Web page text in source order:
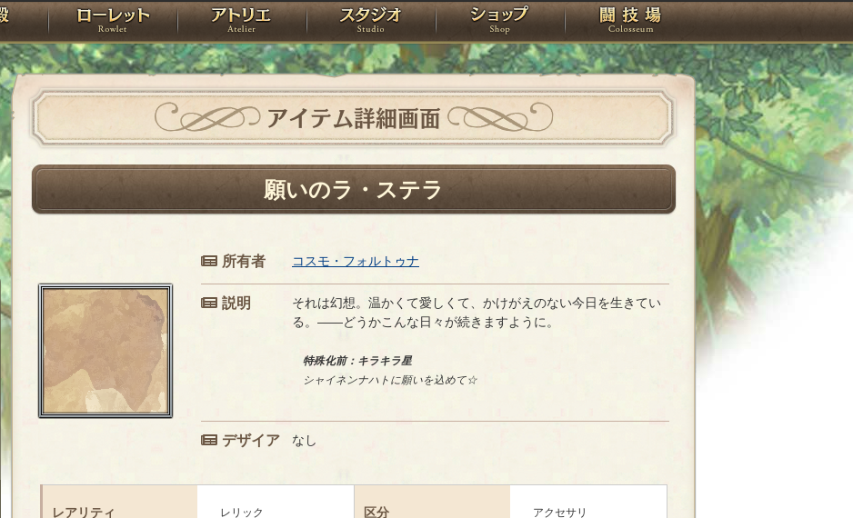
PandoraPartyProject
神殿 ローレット アトリエ スタジオ ショップ 闘技場
アイテム詳細画面
願いのラ・ステラ
所有者 コスモ・フォルトゥナ
説明
それは幻想。温かくて愛しくて、かけがえのない今日を生きてい
る。――どうかこんな日々が続きますように。
特殊化前：キラキラ星
シャイネンナハトに願いを込めて☆
デザイア なし
レアリティ レリック 区分 アクセサリ